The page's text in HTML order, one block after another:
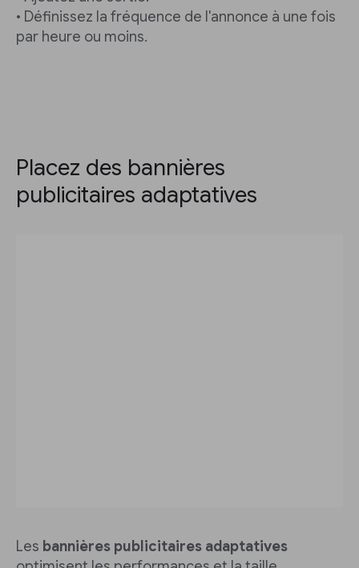
• Définissez la fréquence de l'annonce à une fois
par heure ou moins.
Placez des bannières
publicitaires adaptatives
Les bannières publicitaires adaptatives